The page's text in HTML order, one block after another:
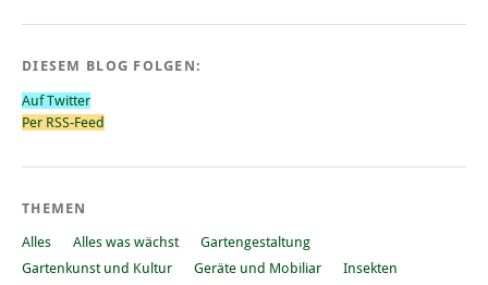
DIESEM BLOG FOLGEN:
Auf Twitter
Per RSS-Feed
THEMEN
Alles Alles was wächst
Gartengestaltung
Gartenkunst und Kultur
Geräte und Mobiliar
Insekten